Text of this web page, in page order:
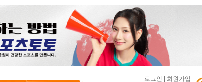
로그인 회원가입